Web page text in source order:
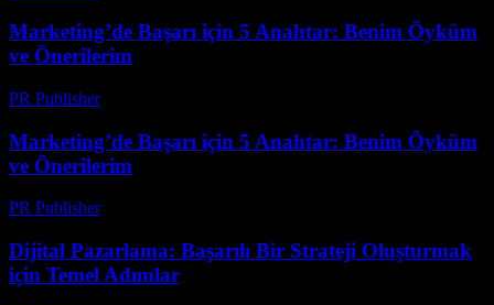
Marketing’de Başarı için 5 Anahtar: Benim Öyküm
ve Önerilerim
PR Publisher-
Marketing’de Başarı için 5 Anahtar: Benim Öyküm
ve Önerilerim
PR Publisher-
Dijital Pazarlama: Başarılı Bir Strateji Oluşturmak
için Temel Adımlar